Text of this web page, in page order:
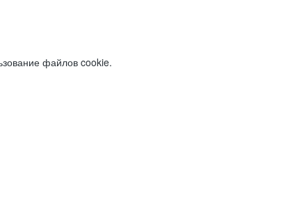
файлов cookie.